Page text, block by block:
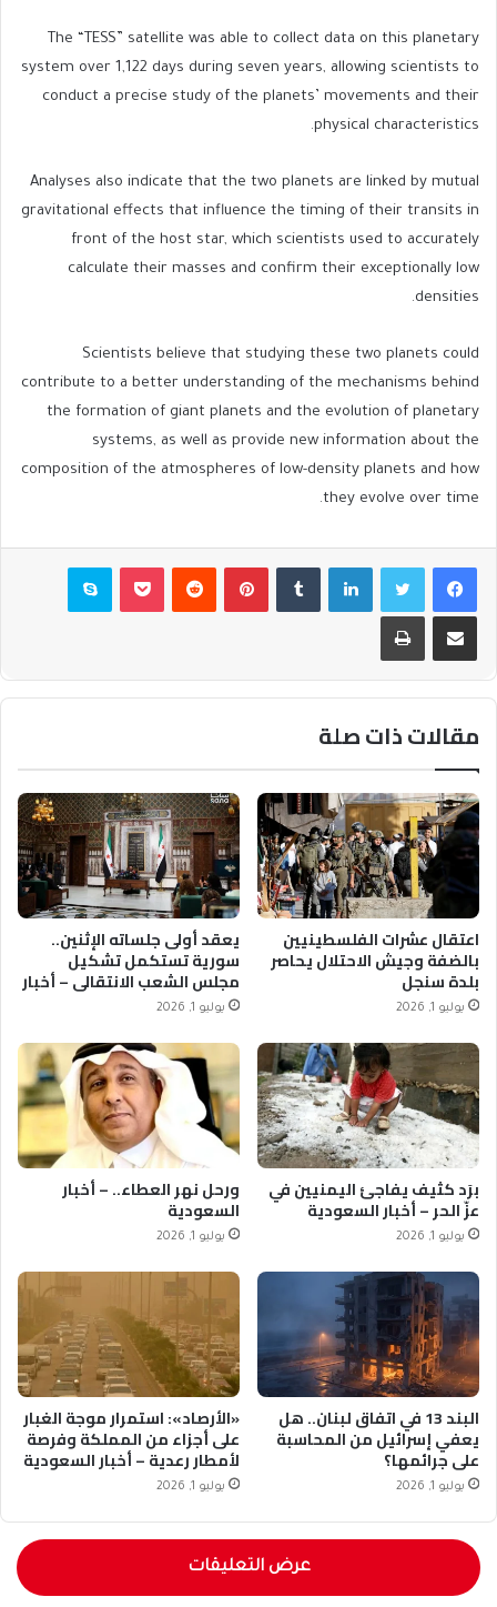
The “TESS” satellite was able to collect data on this planetary
system over 1,122 days during seven years, allowing scientists to
conduct a precise study of the planets’ movements and their
physical characteristics.
Analyses also indicate that the two planets are linked by mutual
gravitational effects that influence the timing of their transits in
front of the host star, which scientists used to accurately
calculate their masses and confirm their exceptionally low
densities.
Scientists believe that studying these two planets could
contribute to a better understanding of the mechanisms behind
the formation of giant planets and the evolution of planetary
systems, as well as provide new information about the
composition of the atmospheres of low-density planets and how
they evolve over time.
فيسبوكتويتر لينكدإن بينتيريست بوكيت سكايب
مشاركة عبر البريد طباعة
مقالات ذات صلة
اعتقال عشرات الفلسطينيين
بالضفة وجيش الاحتلال يحاصر
بلدة سنجل
يوليو 1, 2026
يعقد أولى جلساته الإثنين..
سورية تستكمل تشكيل
مجلس الشعب الانتقالي – أخبار
السعودية
يوليو 1, 2026
برَد كثيف يفاجئ اليمنيين في
عزّ الحر – أخبار السعودية
يوليو 1, 2026
ورحل نهر العطاء.. – أخبار
السعودية
يوليو 1, 2026
البند 13 في اتفاق لبنان.. هل
يعفي إسرائيل من المحاسبة
على جرائمها؟
يوليو 1, 2026
«الأرصاد»: استمرار موجة الغبار
على أجزاء من المملكة وفرصة
لأمطار رعدية – أخبار السعودية
يوليو 1, 2026
عرض التعليقات